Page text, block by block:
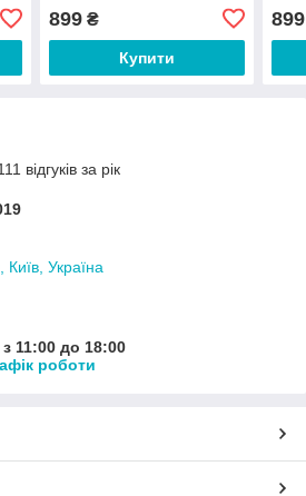
899₴
Купити
899
відгуків за рік
Україна
11:00 до 18:00
роботи